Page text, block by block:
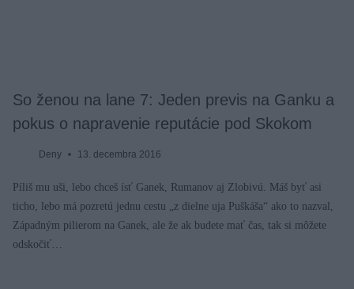
So ženou na lane 7: Jeden previs na Ganku a
pokus o napravenie reputácie pod Skokom
Deny 13. decembra 2016
Píliš mu uši, lebo chceš ísť Ganek, Rumanov aj Zlobivú. Máš byť asi
ticho, lebo má pozretú jednu cestu „z dielne uja Puškáša“ ako to nazval,
Západným pilierom na Ganek, ale že ak budete mať čas, tak si môžete
odskočiť…